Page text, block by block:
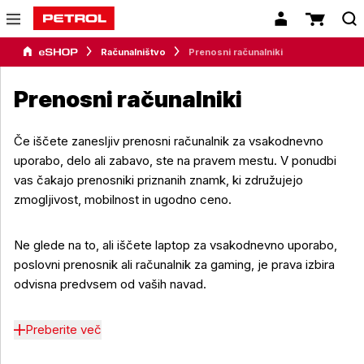
Računalništvo Prenosni računalniki
Prenosni računalniki
Če iščete zanesljiv prenosni računalnik za vsakodnevno
uporabo, delo ali zabavo, ste na pravem mestu. V ponudbi
vas čakajo prenosniki priznanih znamk, ki združujejo
zmogljivost, mobilnost in ugodno ceno.
Ne glede na to, ali iščete laptop za vsakodnevno uporabo,
poslovni prenosnik ali računalnik za gaming, je prava izbira
odvisna predvsem od vaših navad.
Preberite več